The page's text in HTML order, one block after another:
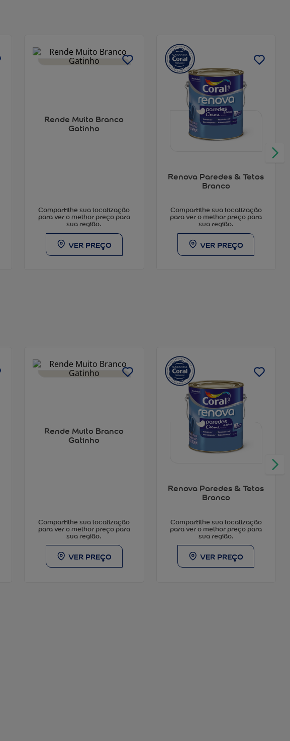
Rende Muito Branco
Gatinho
Compartilhe sua localização
para ver o melhor preço para
sua região.
VER PREÇO
Renova Paredes & Tetos
Branco
Compartilhe sua localização
para ver o melhor preço para
sua região.
VER PREÇO
Rende Muito Branco
Gatinho
Compartilhe sua localização
para ver o melhor preço para
sua região.
VER PREÇO
Renova Paredes & Tetos
Branco
Compartilhe sua localização
para ver o melhor preço para
sua região.
VER PREÇO